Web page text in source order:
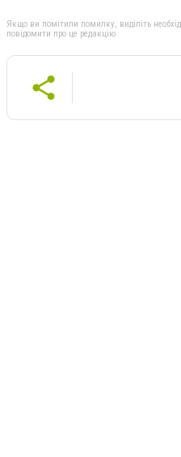
Якщо ви помітили помилку, виділіть
повідомити про це редакцію